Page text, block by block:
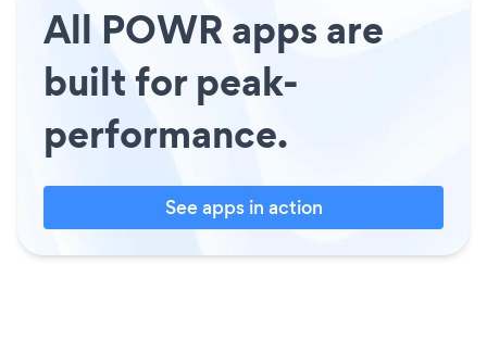
All POWR apps are
built for peak-
performance.
See apps in action